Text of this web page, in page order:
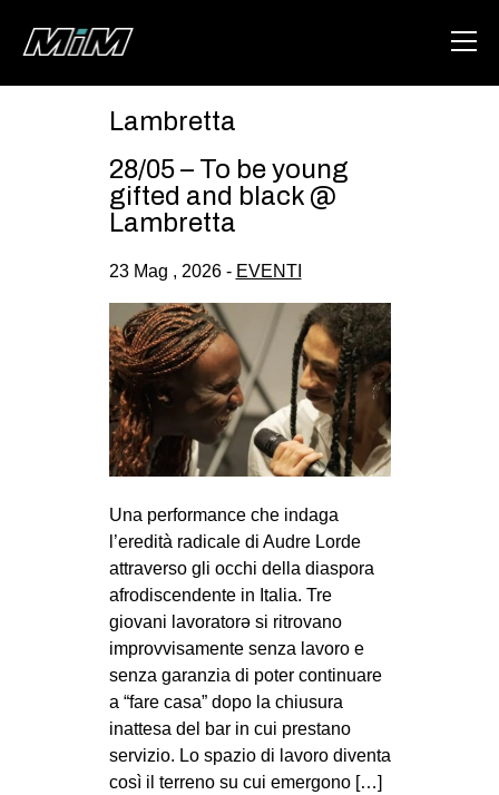
ABOUT
DEGENERAZIONE
GAZA FREESTYLE
CSOA LAMBRETTA
MSM
STUDENTI TSUNAMI
ZAM
MILANO
MOBILITAZIONI
SPAZI
SPORT POPOLARE
MOVIMENTI
AMBIENTE
ANTIFASCISMO
DIRITTO ALL’ABITARE
Lambretta
28/05 – To be young
gifted and black @
Lambretta
23 Mag , 2026 - EVENTI
Una performance che indaga
l’eredità radicale di Audre Lorde
attraverso gli occhi della diaspora
afrodiscendente in Italia. Tre
giovani lavoratorə si ritrovano
improvvisamente senza lavoro e
senza garanzia di poter continuare
a “fare casa” dopo la chiusura
inattesa del bar in cui prestano
servizio. Lo spazio di lavoro diventa
così il terreno su cui emergono […]